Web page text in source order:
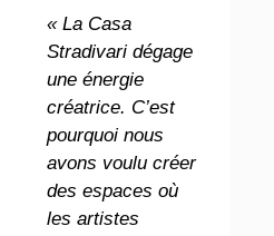
« La Casa
Stradivari dégage
une énergie
créatrice. C’est
pourquoi nous
avons voulu créer
des espaces où
les artistes